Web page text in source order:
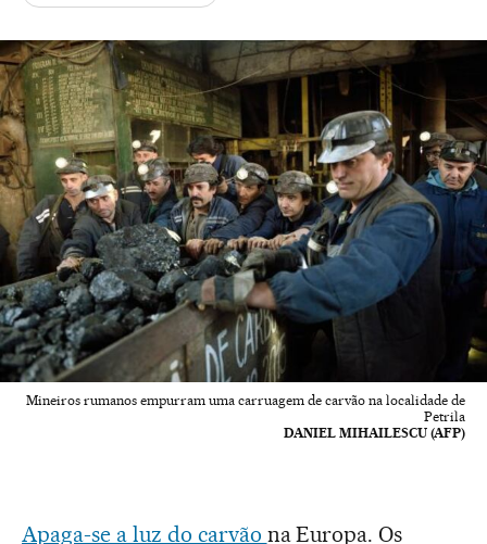
Mineiros rumanos empurram uma carruagem de carvão na localidade de
Petrila
DANIEL MIHAILESCU (AFP)
Apaga-se a luz do carvão na Europa. Os